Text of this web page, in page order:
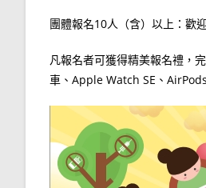
團體報名10人（含）以上：歡
凡報名者可獲得精美報名禮，
車、Apple Watch SE、